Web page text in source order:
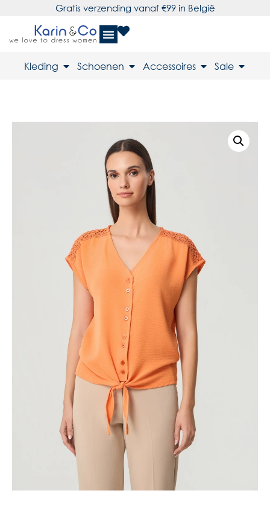
Gratis verzending vanaf €99 in België
Kleding Schoenen Accessoires Sale